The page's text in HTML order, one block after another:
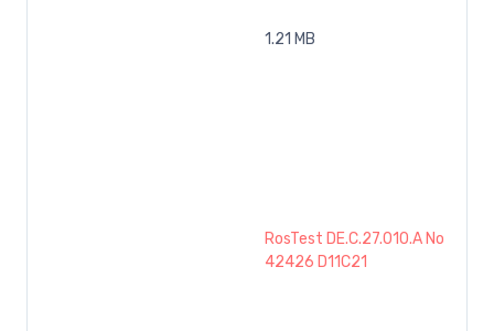
1.21 MB
RosTest DE.C.27.010.A No
42426 D11C21